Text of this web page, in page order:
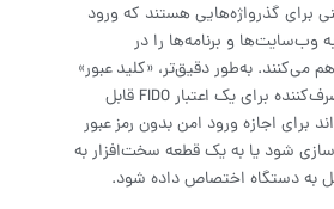
برای گذرواژه‌هایی هستند که ورود
وب‌سایت‌ها و برنامه‌ها را در
می‌کنند. به‌طور دقیق‌تر، «کلید عبور»
یک اصطلاح پسند مصرف‌کننده برای یک اعتبار FIDO قابل
اجازه ورود امن بدون رمز عبور
شود یا به یک قطعه سخت‌افزار به
به دستگاه اختصاص داده شود.